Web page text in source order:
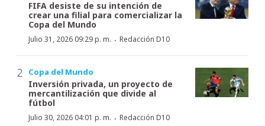
FIFA desiste de su intención de
crear una filial para comercializar la
Copa del Mundo
Julio 31, 2026 09:29 p. m. · Redacción D10
Copa del Mundo
Inversión privada, un proyecto de
mercantilización que divide al
fútbol
Julio 30, 2026 04:01 p. m. · Redacción D10